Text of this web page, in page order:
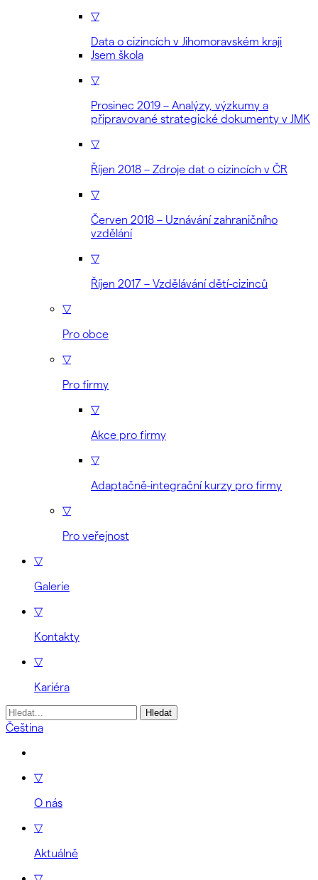
▽
Data o cizincích v Jihomoravském kraji
Jsem škola
▽
Prosinec 2019 – Analýzy, výzkumy a
připravované strategické dokumenty v JMK
▽
Říjen 2018 – Zdroje dat o cizincích v ČR
▽
Červen 2018 – Uznávání zahraničního
vzdělání
▽
Říjen 2017 – Vzdělávání dětí-cizinců
▽
Pro obce
▽
Pro firmy
▽
Akce pro firmy
▽
Adaptačně-integrační kurzy pro firmy
▽
Pro veřejnost
▽
Galerie
▽
Kontakty
▽
Kariéra
Vyhledávání
Čeština
▽
O nás
▽
Aktuálně